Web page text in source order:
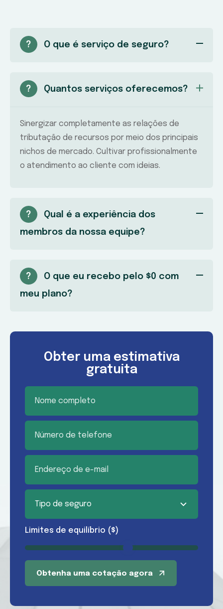
? O que é serviço de seguro?
? Quantos serviços oferecemos?
Sinergizar completamente as relações de
tributação de recursos por meio dos principais
nichos de mercado. Cultivar profissionalmente
o atendimento ao cliente com ideias.
?
Qual é a experiência dos
membros da nossa equipe?
?
O que eu recebo pelo $0 com
meu plano?
Obter uma estimativa
gratuita
Limites de equilíbrio ($)